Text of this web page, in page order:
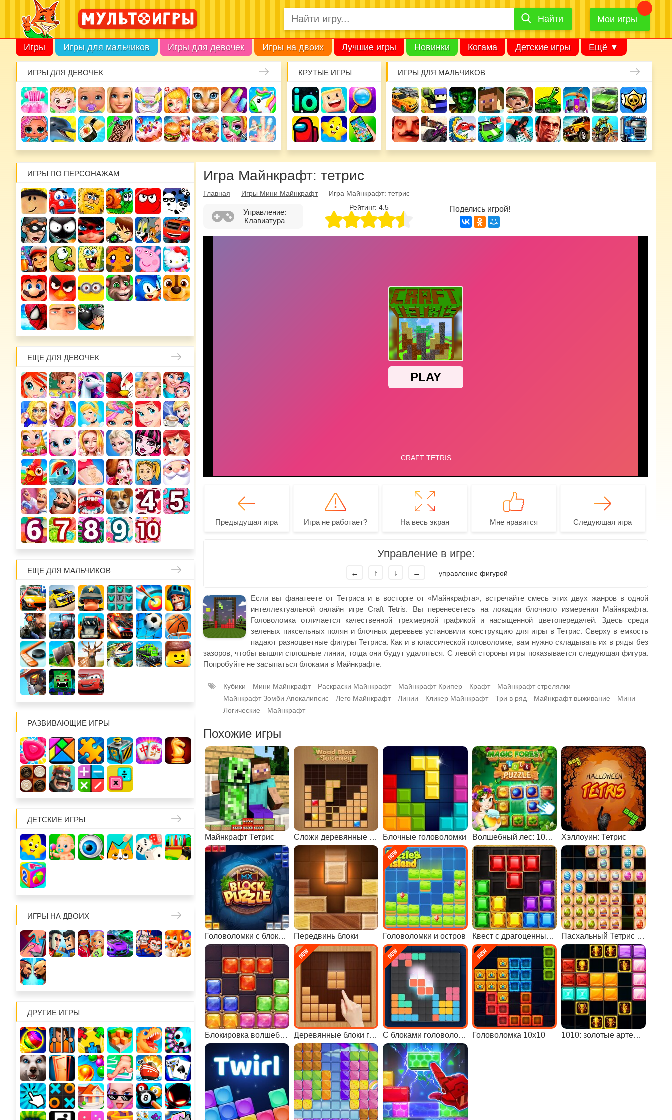
Найти
Найти Мои игры
Игры Игры для мальчиков Игры для девочек Игры на двоих Лучшие игры Новинки Когама Детские игры Ещё ▼
ИГРЫ ДЛЯ ДЕВОЧЕК КРУТЫЕ ИГРЫ ИГРЫ ДЛЯ МАЛЬЧИКОВ
ИГРЫ ПО ПЕРСОНАЖАМ
ЕЩЕ ДЛЯ ДЕВОЧЕК
ЕЩЕ ДЛЯ МАЛЬЧИКОВ
РАЗВИВАЮЩИЕ ИГРЫ
ДЕТСКИЕ ИГРЫ
ИГРЫ НА ДВОИХ
ДРУГИЕ ИГРЫ
Игра Майнкрафт: тетрис
Главная — Игры Мини Майнкрафт — Игра Майнкрафт: тетрис
Управление:
Клавиатура
Рейтинг: 4.5 Поделись игрой!
Предыдущая игра Игра не работает? На весь экран Мне нравится Следующая игра
Управление в игре:
← ↑ ↓ → — управление фигурой
Если вы фанатеете от Тетриса и в восторге от «Майнкрафта», встречайте смесь этих двух жанров в одной
интеллектуальной онлайн игре Craft Tetris. Вы перенесетесь на локации блочного измерения Майнкрафта.
Головоломка отличается качественной трехмерной графикой и насыщенной цветопередачей. Здесь среди
зеленых пиксельных полян и блочных деревьев установили конструкцию для игры в Тетрис. Сверху в емкость
падают разноцветные фигуры Тетриса. Как и в классической головоломке, вам нужно складывать их в ряды без
зазоров, чтобы вышли сплошные линии, тогда они будут удаляться. С левой стороны игры показывается следующая фигура.
Попробуйте не засыпаться блоками в Майнкрафте.
Кубики Мини Майнкрафт Раскраски Майнкрафт Майнкрафт Крипер Крафт
Майнкрафт стрелялки
Майнкрафт Зомби Апокалипсис
Лего Майнкрафт Линии Кликер Майнкрафт Три в ряд Майнкрафт выживание
Мини
Логические
Майнкрафт
Похожие игры
Майнкрафт Тетрис Сложи деревянные блоки Блочные головоломки Волшебный лес: 10х10 Хэллоуин: Тетрис
Головоломки с блоками 2 Передвинь блоки Головоломки и остров Квест с драгоценными камнями Пасхальный Тетрис 10х10
Блокировка волшебная Деревянные блоки головоломки С блоками головоломки Головоломка 10х10 1010: золотые артефакты